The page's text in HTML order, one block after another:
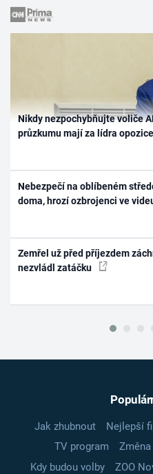
Nikdy nezpochybňujte voliče
průzkumu mají za lídra
Nebezpečí na oblíbeném
doma, hrozí ozbrojenci ve
Zemřel už před příjezdem
nezvládl zatáčku
Jak zhubnout Nejlepší
TV program
Kdy budou volby
ZOO